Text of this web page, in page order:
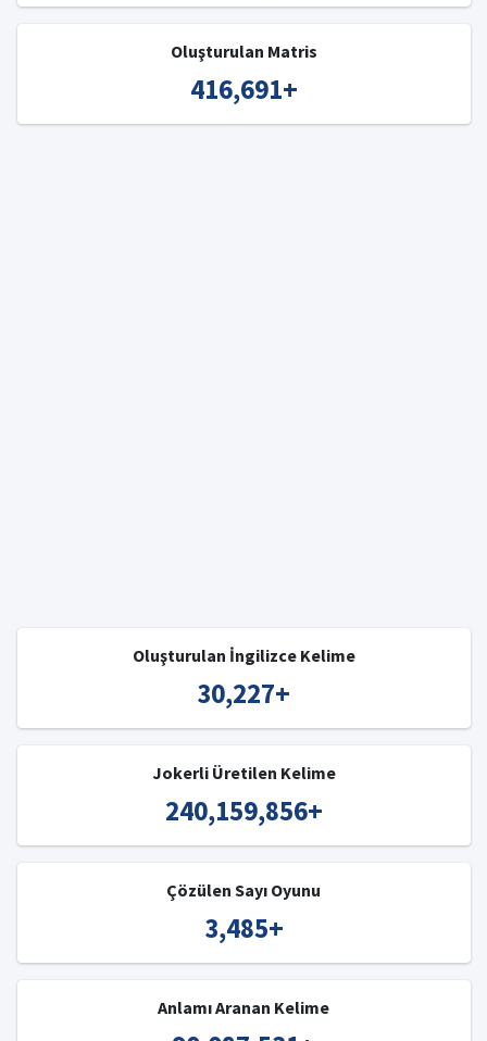
Oluşturulan Matris
416,691+
Oluşturulan İngilizce Kelime
30,227+
Jokerli Üretilen Kelime
240,159,856+
Çözülen Sayı Oyunu
3,485+
Anlamı Aranan Kelime